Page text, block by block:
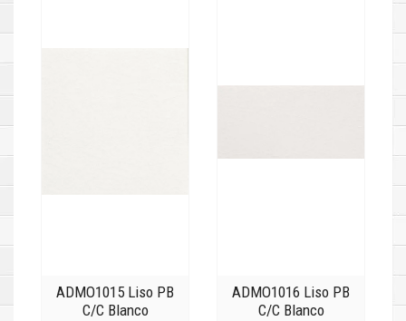
ADMO1015 Liso PB
C/C Blanco
ADMO1016 Liso PB
C/C Blanco